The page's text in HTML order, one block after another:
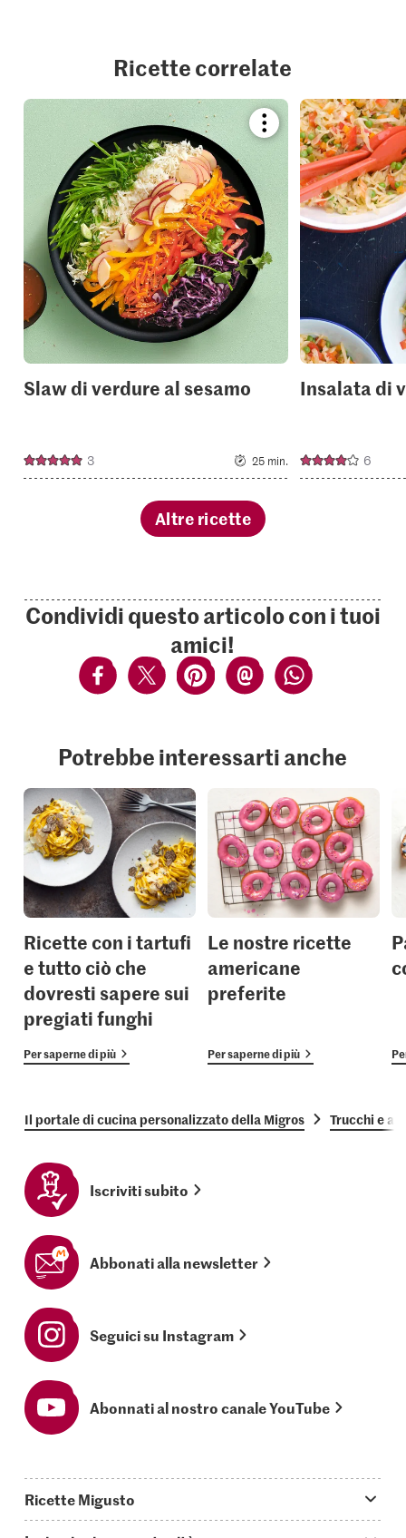
Ricette correlate
Bookmark
recipe
your
collections.
Slaw di verdure al sesamo
3 25 min.
Insalata di
6
Altre ricette
Condividi questo articolo con i tuoi
amici!
Potrebbe interessarti anche
Ricette con i tartufi
e tutto ciò che
dovresti sapere sui
pregiati funghi
Per saperne di più
Le nostre ricette
americane
preferite
Per saperne di più
Il portale di cucina personalizzato della Migros Trucchi e
Iscriviti subito
Abbonati alla newsletter
Seguici su Instagram
Abonnati al nostro canale YouTube
Ricette Migusto